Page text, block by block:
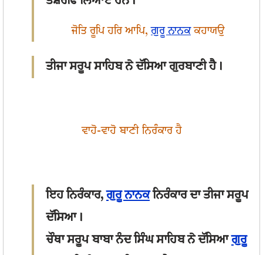
ਜੋਤਿ ਰੂਪਿ ਹਰਿ ਆਪਿ,ਗੁਰੂ ਨਾਨਕਕਹਾਯਉ
ਤੀਜਾ ਸਰੂਪ ਸਾਹਿਬ ਨੇ ਦੱਸਿਆ ਗੁਰਬਾਣੀ ਹੈ।
ਵਾਹੋ-ਵਾਹੋ ਬਾਣੀ ਨਿਰੰਕਾਰ ਹੈ
ਇਹ ਨਿਰੰਕਾਰ,ਗੁਰੂ ਨਾਨਕਨਿਰੰਕਾਰ ਦਾ ਤੀਜਾ ਸਰੂਪ
ਦੱਸਿਆ।
ਚੌਥਾ ਸਰੂਪ ਬਾਬਾ ਨੰਦ ਸਿੰਘ ਸਾਹਿਬ ਨੇ ਦੱਸਿਆਗੁਰੂ